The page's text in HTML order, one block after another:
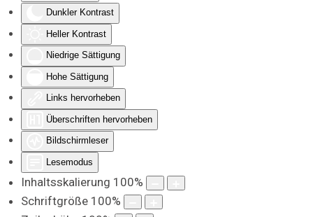
Dunkler Kontrast
Heller Kontrast
Niedrige Sättigung
Hohe Sättigung
Links hervorheben
Überschriften hervorheben
Bildschirmleser
Lesemodus
Inhaltsskalierung 100%
Schriftgröße 100%